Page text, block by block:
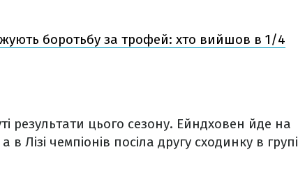
боротьбу за трофей: хто вийшов в 1/4
результати цього сезону. Ейндховен йде на
в Лізі чемпіонів посіла другу сходинку в групі